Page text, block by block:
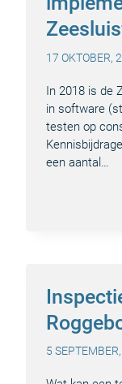
17 OKTOBER,
In 2018 is de
in software
testen op
een aantal…
5